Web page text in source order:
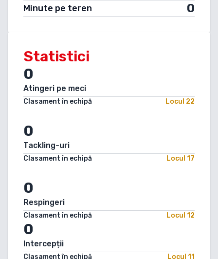
Minute pe teren 0
Statistici
0
Atingeri pe meci
Clasament în echipă Locul 22
0
Tackling-uri
Clasament în echipă Locul 17
0
Respingeri
Clasament în echipă Locul 12
0
Intercepții
Clasament în echipă Locul 11